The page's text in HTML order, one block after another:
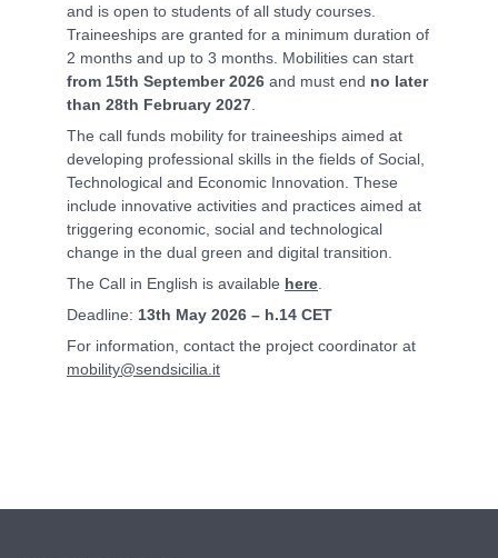
and is open to students of all study courses.
Traineeships are granted for a minimum duration of
2 months and up to 3 months. Mobilities can start
from 15th September 2026 and must end no later
than 28th February 2027
The call funds mobility for traineeships aimed at
developing professional skills in the fields of Social,
Technological and Economic Innovation. These
include innovative activities and practices aimed at
triggering economic, social and technological
change in the dual green and digital transition.
The Call in English is available here
Deadline: 13th May 2026 – h.14 CET
For information, contact the project coordinator at
mobility@sendsicilia.it